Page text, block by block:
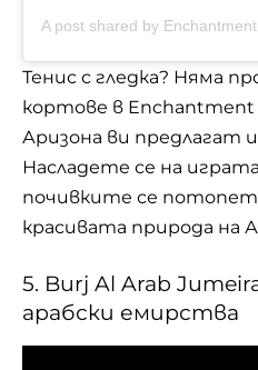
Тенис с гледка? Няма
кортове в Enchantment
Аризона ви предлагат
Насладете се на
почивките се
красивата природа на
5. Burj Al Arab
арабски емирства